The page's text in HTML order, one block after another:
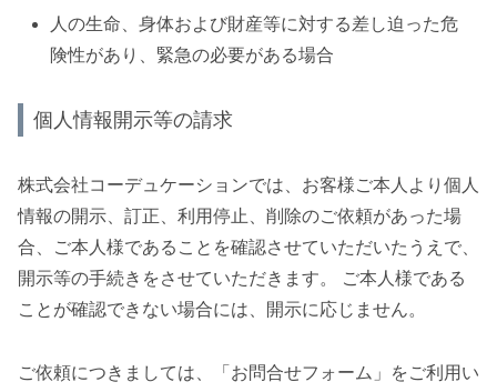
人の生命、身体および財産等に対する差し迫った危
険性があり、緊急の必要がある場合
個人情報開示等の請求
株式会社コーデュケーションでは、お客様ご本人より個人
情報の開示、訂正、利用停止、削除のご依頼があった場
合、ご本人様であることを確認させていただいたうえで、
開示等の手続きをさせていただきます。 ご本人様である
ことが確認できない場合には、開示に応じません。
ご依頼につきましては、「お問合せフォーム」をご利用い